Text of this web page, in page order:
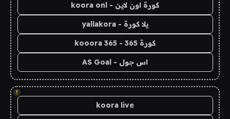
كورة اون لاين - koora onl
يلا كورة - yallakora
كورة 365 - kooora 365
اس جول - AS Goal
!
koora live